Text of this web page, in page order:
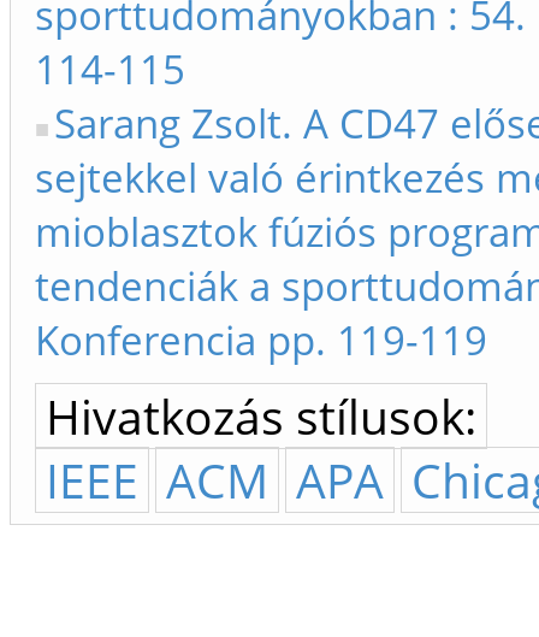
sporttudományokban :
114-115
Sarang Zsolt. A CD47
sejtekkel való érintkezés
mioblasztok fúziós
tendenciák a
Konferencia pp. 119-119
Hivatkozás stílusok:
IEEE ACM APA